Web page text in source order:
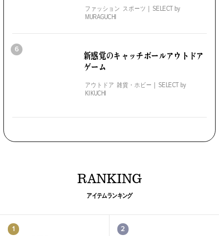
ファッション スポーツ
SELECT by
MURAGUCHI
6 新感覚のキャッチボールアウトドア
ゲーム
アウトドア 雑貨・ホビー
SELECT by
KIKUCHI
RANKING
アイテムランキング
1 2